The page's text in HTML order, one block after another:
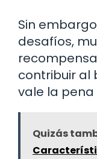
Sin
desafíos,
contribuir al
vale la pena
Quizás